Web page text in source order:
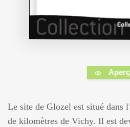
Le site de Glozel est situé dans
de kilomètres de Vichy. Il est